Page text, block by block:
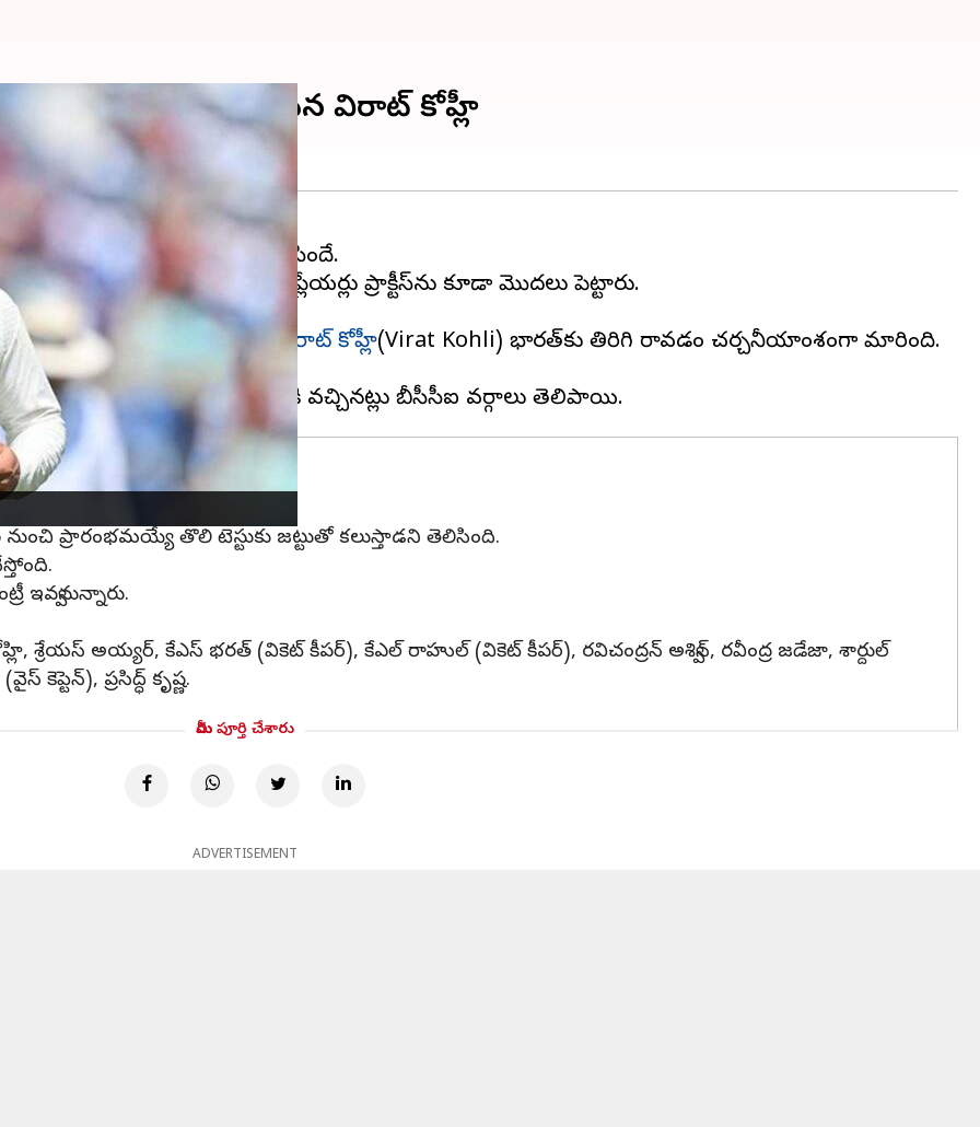
ఇండియాకు వచ్చేసిన విరాట్ కోహ్లీ
మ్యాచులు ఆడనున్న విషయం తెలిసిందే.
సౌతాఫ్రికాకు చేరినటీమిండియా
ప్లేయర్లు ప్రాక్టీస్‌ను కూడా మొదలు పెట్టారు.
నేపథ్యంలో భారత స్టార్ ప్లేయర్ విరాట్ కోహ్లీ(Virat Kohli) భారత్‌కు తిరిగి రావడం చర్చనీయాంశంగా మారింది.
అడుగుపెట్టలేదు.
ప్రారంభమయ్యే తొలి టెస్టుకు జట్టుతో కలుస్తాడని తెలిసింది.
ఇవ్వనున్నారు.
శ్రేయస్ అయ్యర్, కేఎస్ భరత్ (వికెట్ కీపర్), కేఎల్ రాహుల్ (వికెట్ కీపర్), రవిచంద్రన్ అశ్విన్, రవీంద్ర జడేజా, శార్దుల్
ప్రసిద్ధ్ కృష్ణ.
మీరు పూర్తి చేశారు
ADVERTISEMENT